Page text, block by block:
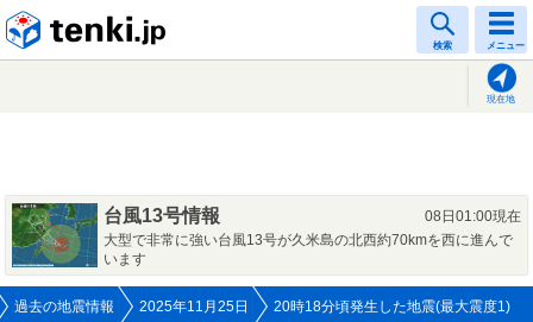
検索 メニュー
現在地
台風13号情報
08日01:00現在
大型で非常に強い台風13号が久米島の北西約70kmを西に進んで
います
過去の地震情報 2025年11月25日 20時18分頃発生した地震(最大震度1)